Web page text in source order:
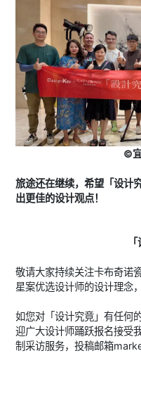
©
旅途还在继续，希望「设计
出更佳的设计观点！
敬请大家持续关注卡布奇诺
星案优选设计师的设计理念
如您对「设计究竟」有任何
迎广大设计师踊跃报名接受
制采访服务，投稿邮箱